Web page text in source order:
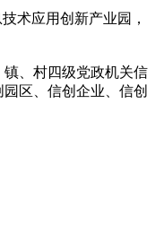
术应用创新产业园，
、村四级党政机关信
区、信创企业、信创